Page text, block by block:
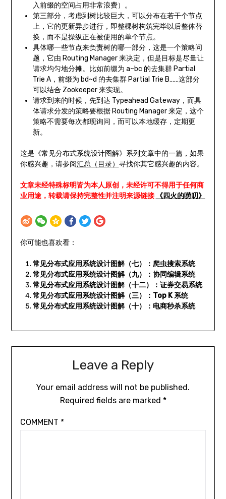
入前缀的空间占用非常浪费）。
第三部分，考虑到树比较巨大，可以分布在若干个节点
上，它的更新异步进行，即整棵树构筑完毕以后整体替
换，而不是操纵正在被使用的单个节点。
具体哪一些节点来负责树的哪一部分，这是一个策略问
题，它由 Routing Manager 来决定，但是目标是尽量让
请求均匀地分摊。比如前缀为 a~bc 的去集群 Partial
Trie A，前缀为 bd~d 的去集群 Partial Trie B……这部分
可以结合 Zookeeper 来实现。
请求到来的时候，先到达 Typeahead Gateway，而具
体请求分发的策略要根据 Routing Manager 来定，这个
策略不需要每次都现询问，而可以本地缓存，定期更
新。
这是《常见分布式系统设计图解》系列文章中的一篇，如果
你感兴趣，请参阅汇总（目录） 寻找你其它感兴趣的内容。
文章未经特殊标明皆为本人原创，未经许可不得用于任何商
业用途，转载请保持完整性并注明来源链接
《四火的唠叨》
你可能也喜欢看：
常见分布式应用系统设计图解（七）：爬虫搜索系统
常见分布式应用系统设计图解（九）：协同编辑系统
常见分布式应用系统设计图解（十二）：证券交易系统
常见分布式应用系统设计图解（三）：Top K 系统
常见分布式应用系统设计图解（十）：电商秒杀系统
Leave a Reply
Your email address will not be published.
Required fields are marked *
COMMENT *